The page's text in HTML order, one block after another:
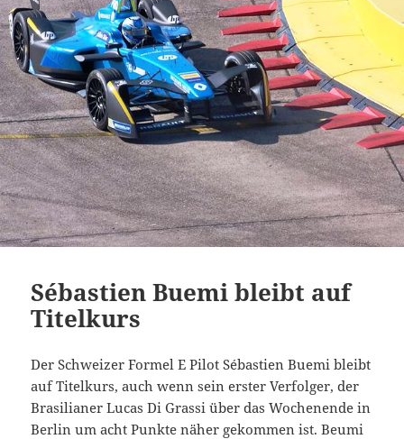
Sébastien Buemi bleibt auf
Titelkurs
Der Schweizer Formel E Pilot Sébastien Buemi bleibt
auf Titelkurs, auch wenn sein erster Verfolger, der
Brasilianer Lucas Di Grassi über das Wochenende in
Berlin um acht Punkte näher gekommen ist. Beumi